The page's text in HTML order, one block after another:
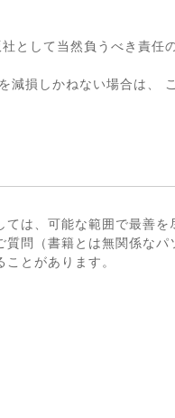
として当然負うべき責任
減損しかねない場合は、
は、可能な範囲で最善を
問（書籍とは無関係な
とがあります。